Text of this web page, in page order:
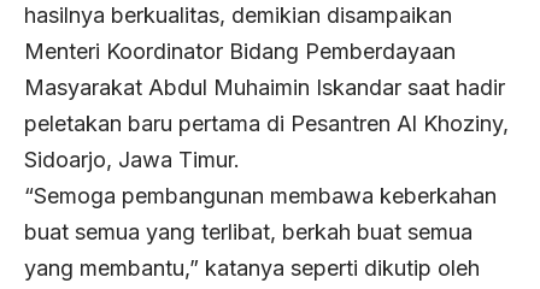
hasilnya berkualitas, demikian disampaikan
Menteri Koordinator Bidang Pemberdayaan
Masyarakat Abdul Muhaimin Iskandar saat hadir
peletakan baru pertama di Pesantren Al Khoziny,
Sidoarjo, Jawa Timur.
“Semoga pembangunan membawa keberkahan
buat semua yang terlibat, berkah buat semua
yang membantu,” katanya seperti dikutip oleh